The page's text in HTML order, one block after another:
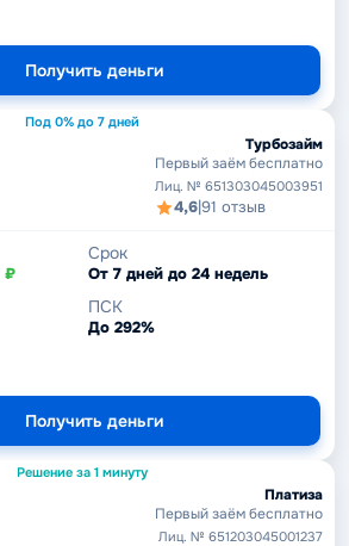
Получить деньги
Под 0% до 7 дней
Турбозайм
Первый заём бесплатно
Лиц. № 651303045003951
4,6|91 отзыв
₽
Срок
От 7 дней до 24 недель
ПСК
До 292%
Получить деньги
Решение за 1 минуту
Платиза
Первый заём бесплатно
Лиц. № 651203045001237